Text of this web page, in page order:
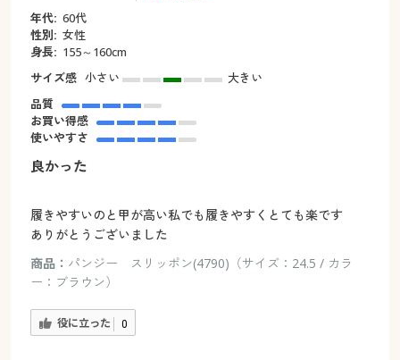
年代: 60代
性別: 女性
身長: 155～160cm
サイズ感 小さい
大きい
品質
お買い得感
使いやすさ
良かった
履きやすいのと甲が高い私でも履きやすくとても楽です
ありがとうございました
商品： パンジー スリッポン(4790)（サイズ：24.5 / カラ
ー：ブラウン）
役に立った 0